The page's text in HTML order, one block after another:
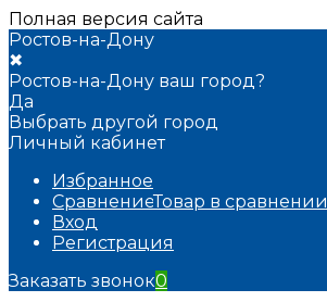
Полная версия сайта
Ростов-на-Дону
✖
Ростов-на-Дону ваш город?
Да
Выбрать другой город
Личный кабинет
Избранное
СравнениеТовар в сравнении
Вход
Регистрация
Заказать звонок0